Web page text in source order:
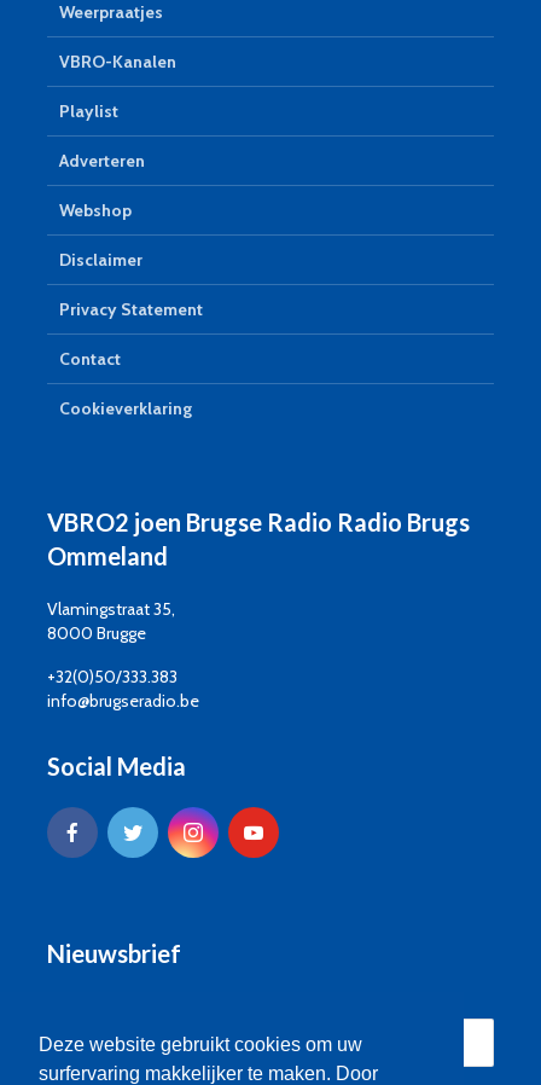
Deze website gebruikt cookies om uw
surfervaring makkelijker te maken. Door
Weerpraatjes
VBRO-Kanalen
Playlist
Adverteren
Webshop
Disclaimer
Privacy Statement
Contact
Cookieverklaring
VBRO2 joen Brugse Radio Radio Brugs
Ommeland
Vlamingstraat 35,
8000 Brugge
+32(0)50/333.383
info@brugseradio.be
Social Media
Nieuwsbrief